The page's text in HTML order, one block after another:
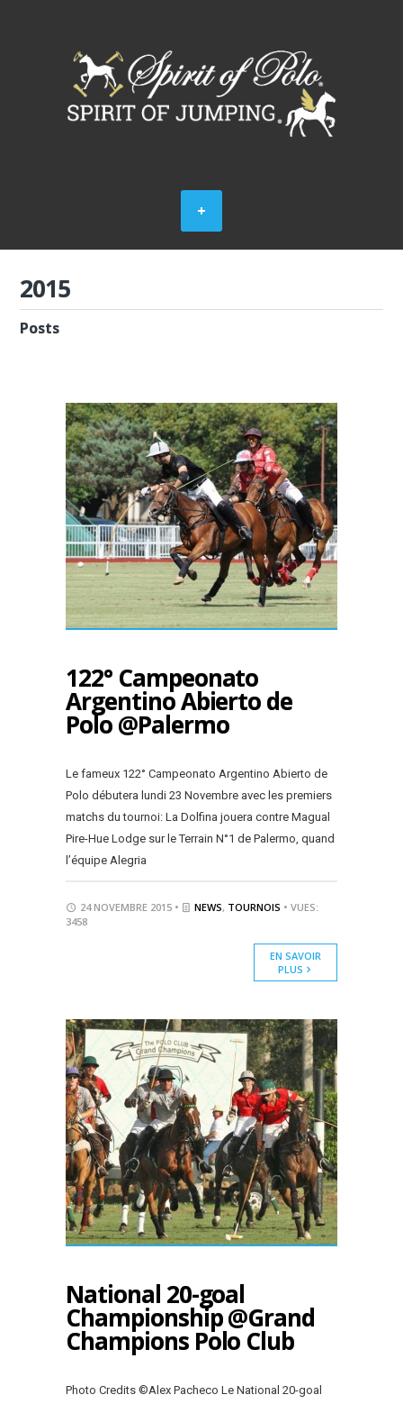
2015
Posts
122° Campeonato
Argentino Abierto de
Polo @Palermo
Le fameux 122° Campeonato Argentino Abierto de
Polo débutera lundi 23 Novembre avec les premiers
matchs du tournoi: La Dolfina jouera contre Magual
Pire-Hue Lodge sur le Terrain N°1 de Palermo, quand
l’équipe Alegria
24 NOVEMBRE 2015 • NEWS, TOURNOIS • VUES:
3458
EN SAVOIR
PLUS
National 20-goal
Championship @Grand
Champions Polo Club
Photo Credits ©Alex Pacheco Le National 20-goal